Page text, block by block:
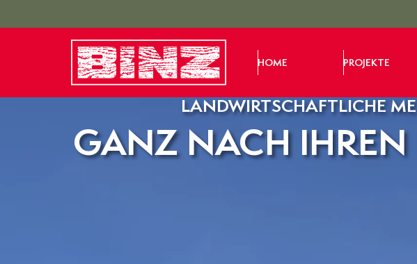
HOME PROJEKTE
LANDWIRTSCHAFTLICHE
GANZ NACH IHREN